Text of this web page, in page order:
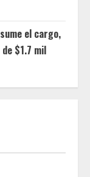
el cargo,
$1.7 mil